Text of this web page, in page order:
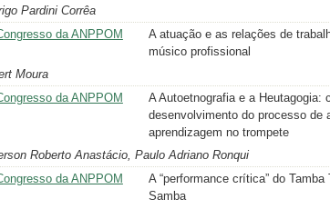
Pardini Corrêa
da ANPPOM
A atuação e as relações de
músico profissional
Moura
da ANPPOM
A Autoetnografia e a Heutagogia:
desenvolvimento do processo de
aprendizagem no trompete
Roberto Anastácio, Paulo Adriano Ronqui
da ANPPOM
A “performance crítica” do
Samba